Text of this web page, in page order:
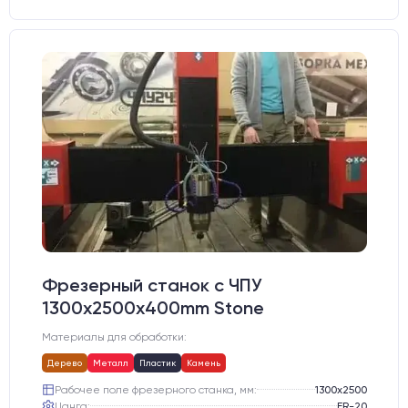
Фрезерный станок с ЧПУ
1300x2500x400mm Stone
Материалы для обработки:
Дерево Металл Пластик Камень
Рабочее поле фрезерного станка, мм:
1300х2500